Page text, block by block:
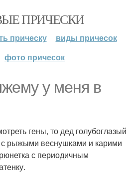
ПРИЧЕСКИ
прическу
виды причесок
фото причесок
у меня в
гены, то дед голубоглазый
рыжыми веснушками и карими
с периодичным